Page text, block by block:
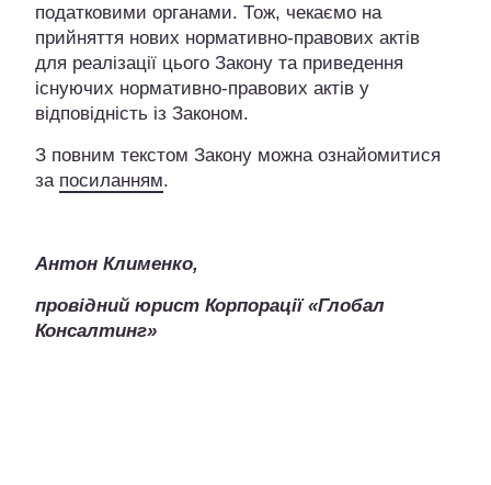
податковими органами. Тож, чекаємо на
прийняття нових нормативно-правових актів
для реалізації цього Закону та приведення
існуючих нормативно-правових актів у
відповідність із Законом.
З повним текстом Закону можна ознайомитися
за посиланням.
Антон Клименко,
провідний юрист Корпорації «Глобал
Консалтинг»